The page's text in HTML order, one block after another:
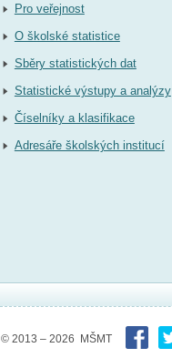
Pro veřejnost
O školské statistice
Sběry statistických dat
Statistické výstupy a analýzy
Číselníky a klasifikace
Adresáře školských institucí
© 2013 – 2026 MŠMT